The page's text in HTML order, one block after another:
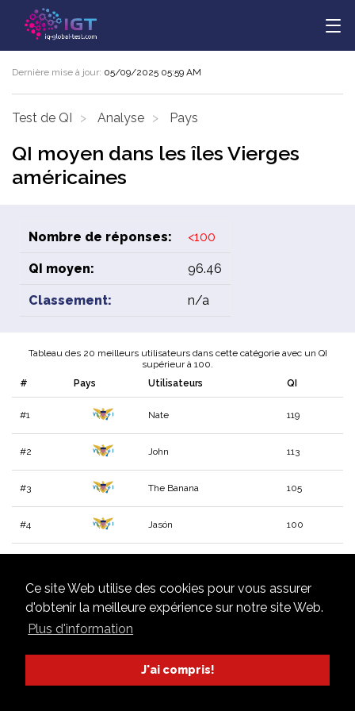
Ce site Web utilise des cookies pour vous assurer
d'obtenir la meilleure expérience sur notre site Web.
Plus d'information
J'ai compris!
Dernière mise à jour: 05/09/2025 05:59 AM
Test de QI Analyse Pays
QI moyen dans les îles Vierges
américaines
Nombre de réponses: <100
QI moyen: 96.46
Classement: n/a
Tableau des 20 meilleurs utilisateurs dans cette catégorie avec un QI
supérieur à 100.
#
Pays Utilisateurs QI
#1 Nate 119
#2 John 113
#3 The Banana 105
#4 Jasón 100